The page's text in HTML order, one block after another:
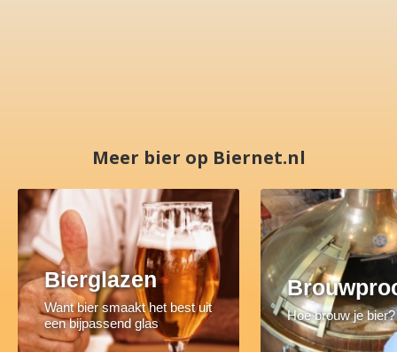
Meer bier op Biernet.nl
Bierglazen
Want bier smaakt het best uit
een bijpassend glas
Hoe brouw je bier?